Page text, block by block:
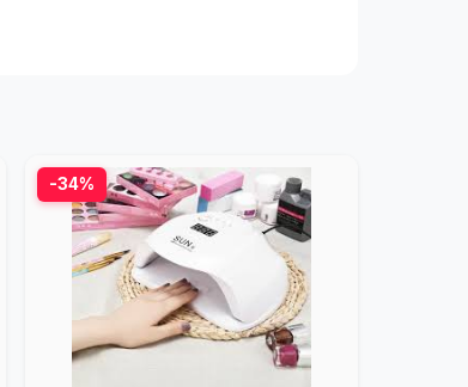
-34%